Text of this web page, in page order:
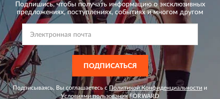
Подпишись, чтобы получать информацию о эксклюзивных
предложениях,поступлениях, событиях и многом другом
ПОДПИСАТЬСЯ
Подписываясь, Вы соглашаетесь сПолитикой Конфиденциальности и
Условиями пользованияFORWARD